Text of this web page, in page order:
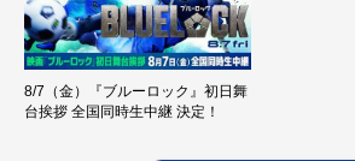
8/7（金）『ブルーロック』初日舞
台挨拶 全国同時生中継 決定！